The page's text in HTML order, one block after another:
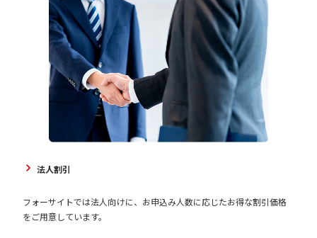
法人割引
フォーサイトでは法人向けに、お申込み人数に応じたお得な割引価格
をご用意しています。